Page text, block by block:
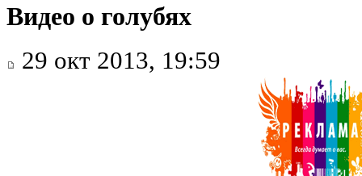
Видео о голубях
29 окт 2013, 19:59